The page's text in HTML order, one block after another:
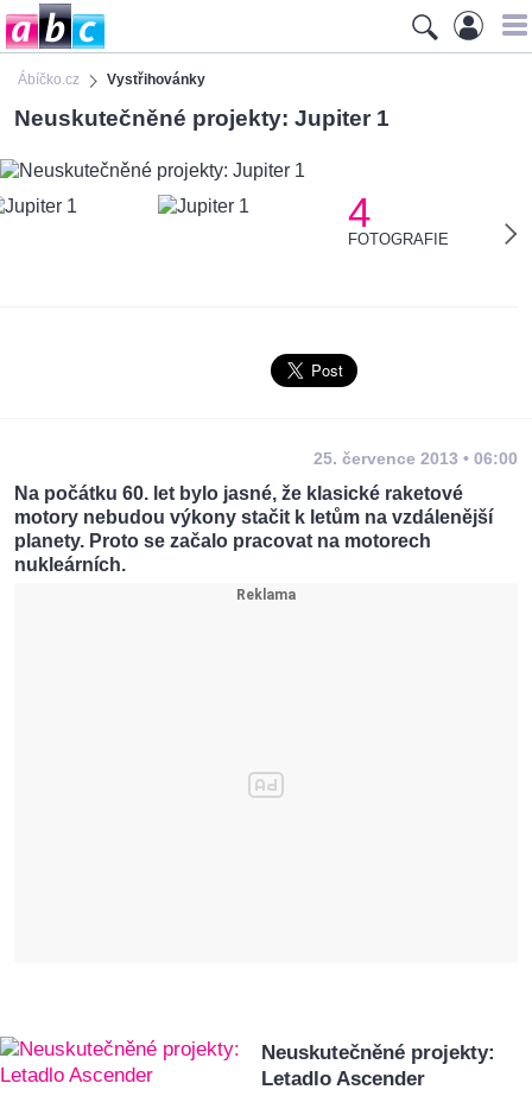
Ábíčko.cz Vystřihovánky
Neuskutečněné projekty: Jupiter 1
4
FOTOGRAFIE
25. července 2013 • 06:00
Na počátku 60. let bylo jasné, že klasické raketové
motory nebudou výkony stačit k letům na vzdálenější
planety. Proto se začalo pracovat na motorech
nukleárních.
Neuskutečněné projekty:
Letadlo Ascender